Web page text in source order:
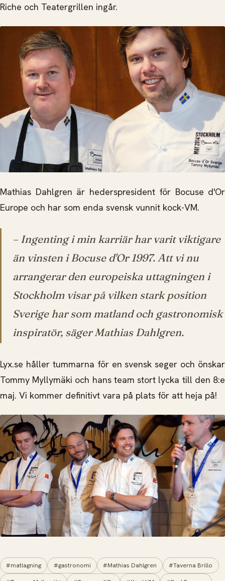
Riche och Teatergrillen ingår.
Mathias Dahlgren är hederspresident för Bocuse d'Or
Europe och har som enda svensk vunnit kock-VM.
– Ingenting i min karriär har varit viktigare
än vinsten i Bocuse d'Or 1997. Att vi nu
arrangerar den europeiska uttagningen i
Stockholm visar på vilken stark position
Sverige har som matland och gastronomisk
inspiratör, säger Mathias Dahlgren.
Lyx.se håller tummarna för en svensk seger och önskar
Tommy Myllymäki och hans team stort lycka till den 8:e
maj. Vi kommer definitivt vara på plats för att heja på!
#matlagning #gastronomi #Mathias Dahlgren #Taverna Brillo